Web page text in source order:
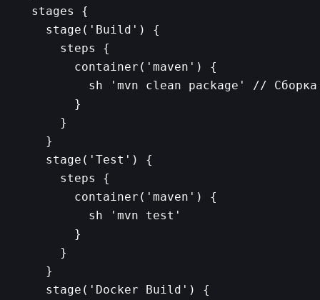
  stages {
    stage('Build') {
      steps {
        container('maven') {
sh 'mvn clean package' //
        }
      }
    }
    stage('Test') {
      steps {
        container('maven') {
          sh 'mvn test'
        }
      }
    }
    stage('Docker Build') {